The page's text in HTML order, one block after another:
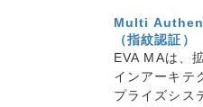
Multi
（指紋認証）
EVA MAは、
インアーキテ
プライズシス